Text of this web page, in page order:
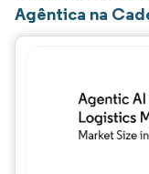
Agêntica na